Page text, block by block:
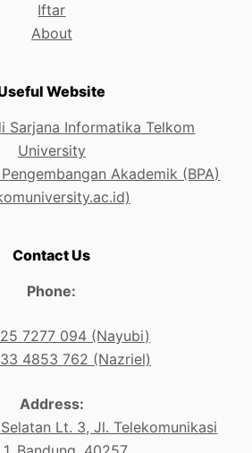
Iftar
About
Website
Sarjana Informatika Telkom
University
Akademik (BPA)
Contact Us
Phone:
7277 094 (Nayubi)
4853 762 (Nazriel)
Address:
Lt. 3, Jl. Telekomunikasi